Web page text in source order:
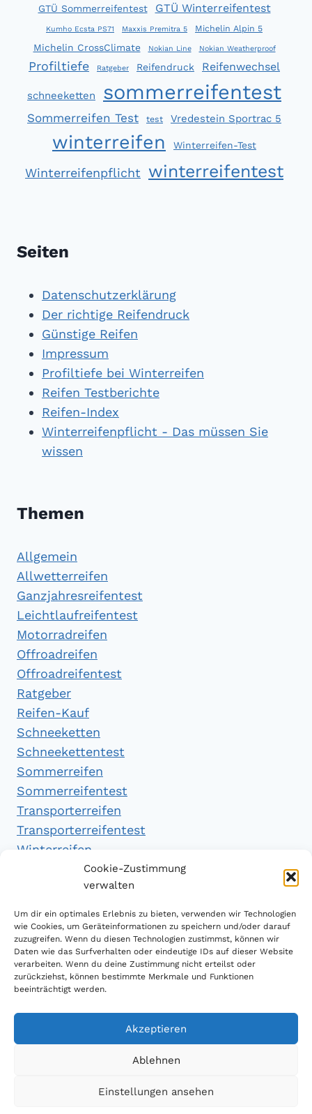
Cookie-Zustimmung
verwalten
Um dir ein optimales Erlebnis zu bieten, verwenden wir Technologien
wie Cookies, um Geräteinformationen zu speichern und/oder darauf
zuzugreifen. Wenn du diesen Technologien zustimmst, können wir
Daten wie das Surfverhalten oder eindeutige IDs auf dieser Website
verarbeiten. Wenn du deine Zustimmung nicht erteilst oder
zurückziehst, können bestimmte Merkmale und Funktionen
beeinträchtigt werden.
Akzeptieren
Ablehnen
Einstellungen ansehen
GTÜ Sommerreifentest GTÜ Winterreifentest
Kumho Ecsta PS71 Maxxis Premitra 5 Michelin Alpin 5
Michelin CrossClimate Nokian Line Nokian Weatherproof
Profiltiefe Ratgeber Reifendruck Reifenwechsel
schneeketten sommerreifentest
Sommerreifen Test test Vredestein Sportrac 5
winterreifen Winterreifen-Test
Winterreifenpflicht winterreifentest
Seiten
Datenschutzerklärung
Der richtige Reifendruck
Günstige Reifen
Impressum
Profiltiefe bei Winterreifen
Reifen Testberichte
Reifen-Index
Winterreifenpflicht - Das müssen Sie
wissen
Themen
Allgemein
Allwetterreifen
Ganzjahresreifentest
Leichtlaufreifentest
Motorradreifen
Offroadreifen
Offroadreifentest
Ratgeber
Reifen-Kauf
Schneeketten
Schneekettentest
Sommerreifen
Sommerreifentest
Transporterreifen
Transporterreifentest
Winterreifen
Winterreifentest
Empfehlungen
Handytarifvergleich
Luftsport Magazin